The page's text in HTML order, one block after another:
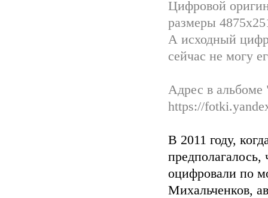
Цифровой
размеры
А исходный
сейчас не могу
Адрес в
https://
В 2011 году,
предполагалось,
оцифровали по
Михальченков,